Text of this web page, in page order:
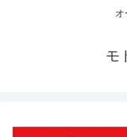
オ
モ